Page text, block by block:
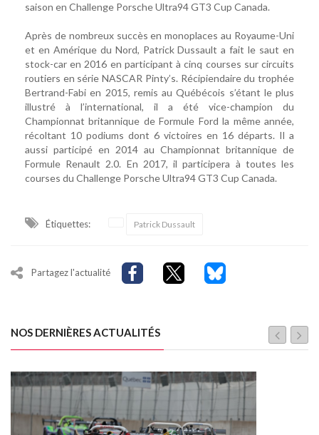
saison en Challenge Porsche Ultra94 GT3 Cup Canada.
Après de nombreux succès en monoplaces au Royaume-Uni
et en Amérique du Nord, Patrick Dussault a fait le saut en
stock-car en 2016 en participant à cinq courses sur circuits
routiers en série NASCAR Pinty’s. Récipiendaire du trophée
Bertrand-Fabi en 2015, remis au Québécois s’étant le plus
illustré à l’international, il a été vice-champion du
Championnat britannique de Formule Ford la même année,
récoltant 10 podiums dont 6 victoires en 16 départs. Il a
aussi participé en 2014 au Championnat britannique de
Formule Renault 2.0. En 2017, il participera à toutes les
courses du Challenge Porsche Ultra94 GT3 Cup Canada.
Étiquettes: Patrick Dussault
Partagez l'actualité
NOS DERNIÈRES ACTUALITÉS